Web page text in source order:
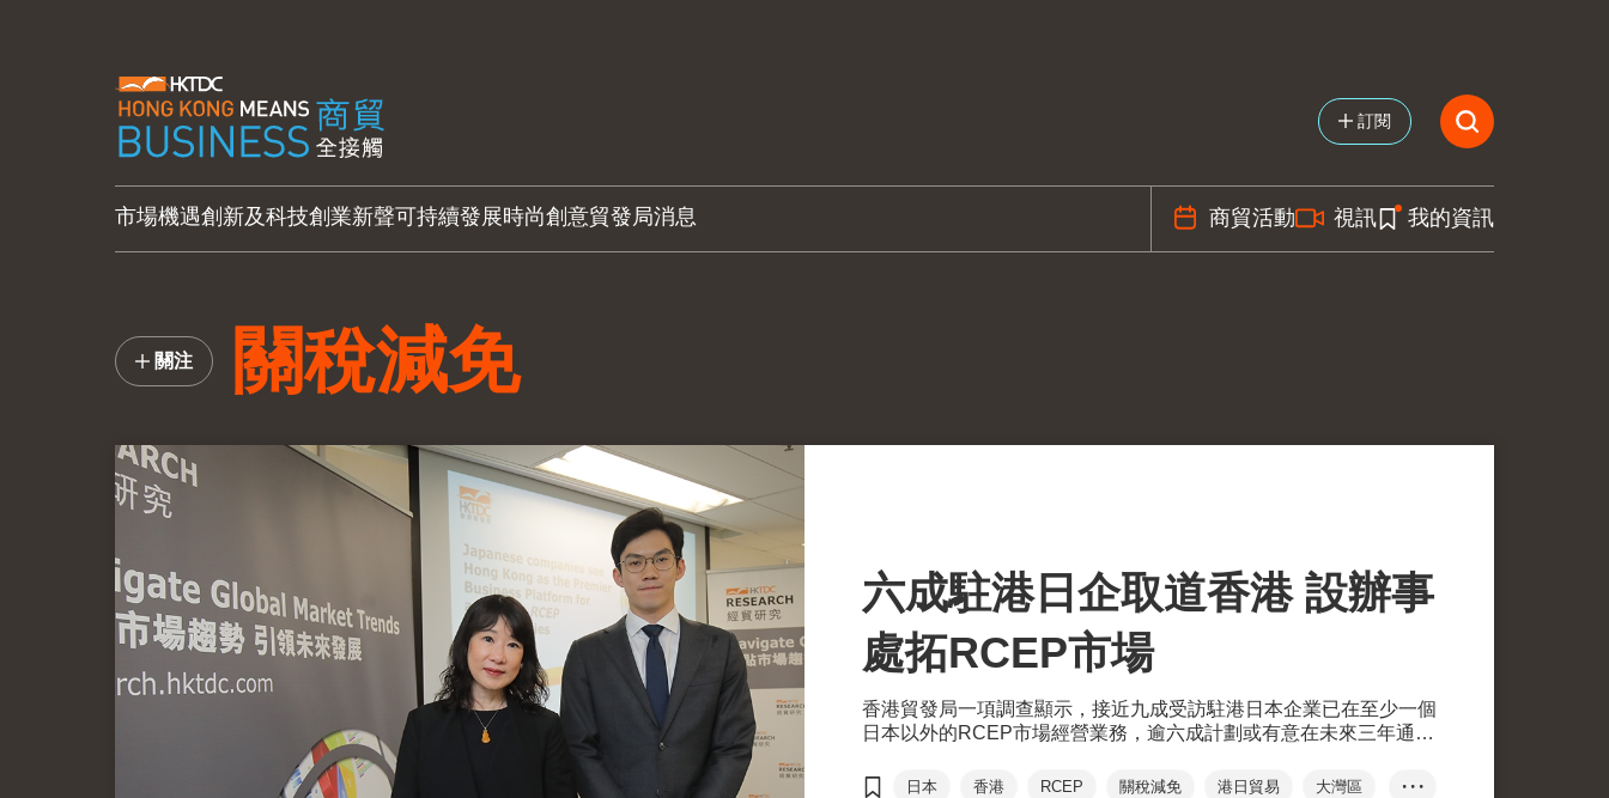
訂閱
市場機遇創新及科技創業新聲可持續發展時尚創意貿發局消息 商貿活動 視訊 我的資訊
關稅減免
關注
六成駐港日企取道香港 設辦事
處拓RCEP市場
香港貿發局一項調查顯示，接近九成受訪駐港日本企業已在至少一個
日本以外的RCEP市場經營業務，逾六成計劃或有意在未來三年通過
日本 香港 RCEP 關稅減免 港日貿易
大灣區
• • •